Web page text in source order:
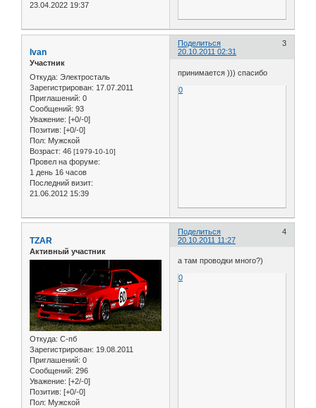
23.04.2022 19:37
Поделиться
3
20.10.2011 02:31
Ivan
Участник
Откуда: Электросталь
Зарегистрирован: 17.07.2011
Приглашений: 0
Сообщений: 93
Уважение: [+0/-0]
Позитив: [+0/-0]
Пол: Мужской
Возраст: 46 [1979-10-10]
Провел на форуме:
1 день 16 часов
Последний визит:
21.06.2012 15:39
принимается ))) спасибо
0
Поделиться
4
20.10.2011 11:27
TZAR
Активный участник
Откуда: С-пб
Зарегистрирован: 19.08.2011
Приглашений: 0
Сообщений: 296
Уважение: [+2/-0]
Позитив: [+0/-0]
Пол: Мужской
а там проводки много?)
0